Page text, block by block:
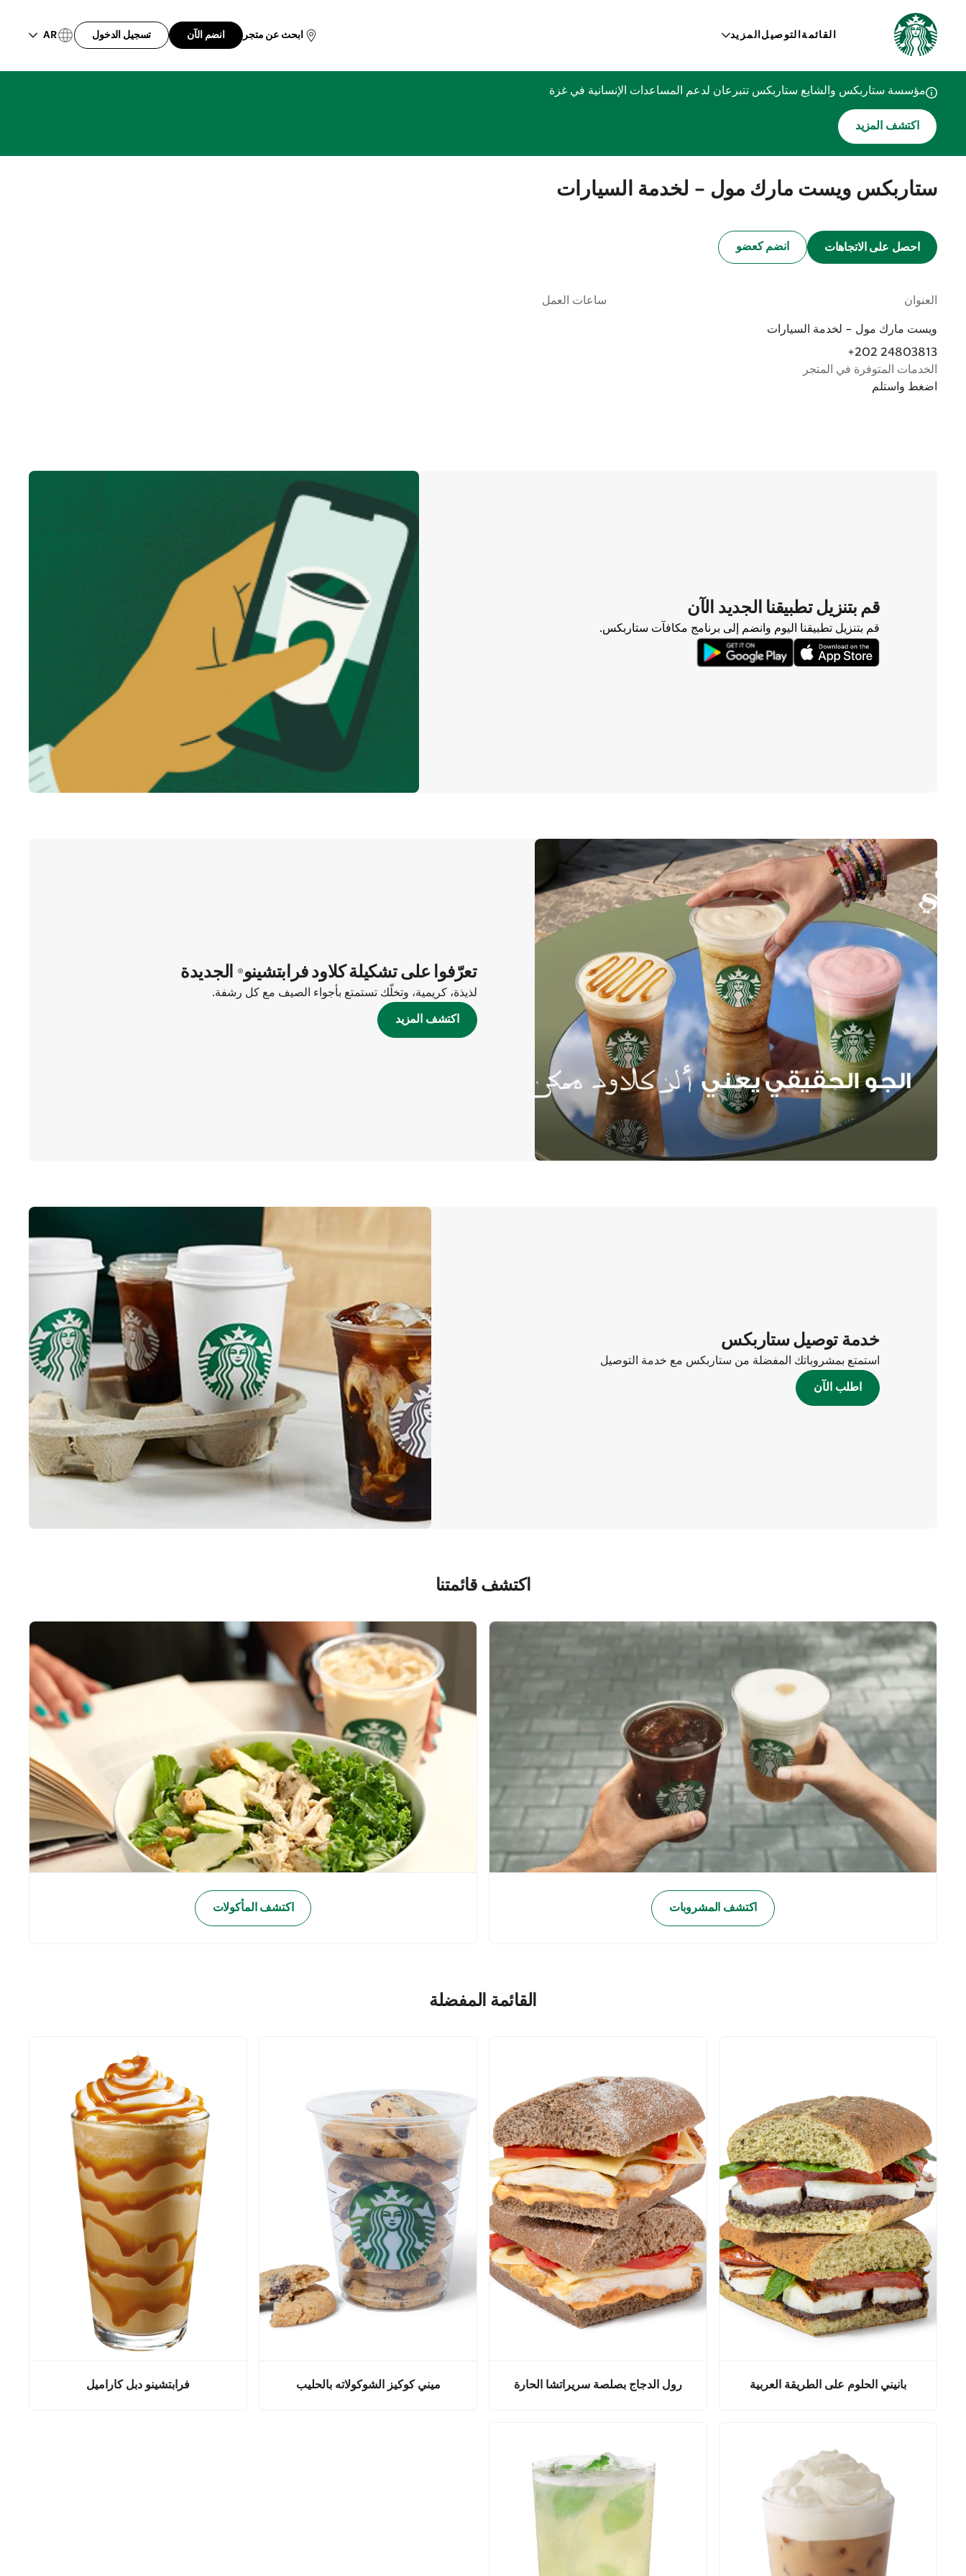
القائمة التوصيل المزيد ابحث عن متجر انضم الآن تسجيل الدخول AR
مؤسسة ستاربكس والشايع ستاربكس تتبرعان لدعم المساعدات الإنسانية في غزة
اكتشف المزيد
ستاربكس ويست مارك مول - لخدمة السيارات
احصل على الاتجاهات انضم كعضو
العنوان
ويست مارك مول - لخدمة السيارات
+202 24803813
الخدمات المتوفرة في المتجر
اضغط واستلم
ساعات العمل
قم بتنزيل تطبيقنا الجديد الآن
قم بتنزيل تطبيقنا اليوم وانضم إلى برنامج مكافآت ستاربكس.
تعرّفوا على تشكيلة كلاود فرابتشينو® الجديدة
لذيذة، كريمية، وتخلّك تستمتع بأجواء الصيف مع كل رشفة.
اكتشف المزيد
خدمة توصيل ستاربكس
استمتع بمشروباتك المفضلة من ستاربكس مع خدمة التوصيل
اطلب الآن
اكتشف قائمتنا
اكتشف المشروبات اكتشف المأكولات
القائمة المفضلة
بانيني الحلوم على الطريقة العربية رول الدجاج بصلصة سريراتشا الحارة ميني كوكيز الشوكولاته بالحليب فرابتشينو دبل كاراميل